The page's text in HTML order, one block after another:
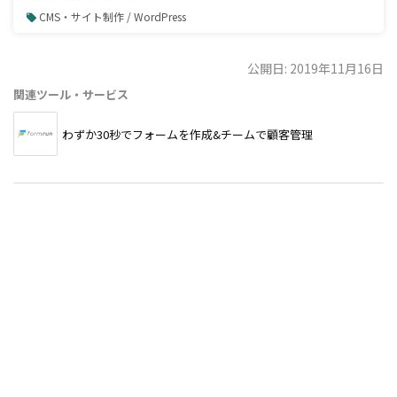
CMS・サイト制作 / WordPress
公開日: 2019年11月16日
関連ツール・サービス
わずか30秒でフォームを作成&チームで顧客管理